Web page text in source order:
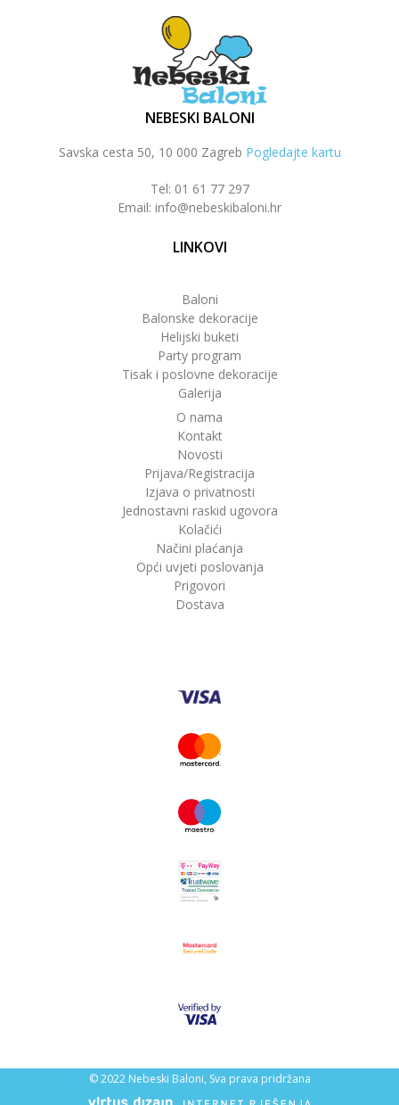
NEBESKI BALONI
Savska cesta 50, 10 000 Zagreb Pogledajte kartu
Tel: 01 61 77 297
Email: info@nebeskibaloni.hr
LINKOVI
Baloni
Balonske dekoracije
Helijski buketi
Party program
Tisak i poslovne dekoracije
Galerija
O nama
Kontakt
Novosti
Prijava/Registracija
Izjava o privatnosti
Jednostavni raskid ugovora
Kolačići
Načini plaćanja
Opći uvjeti poslovanja
Prigovori
Dostava
© 2022 Nebeski Baloni, Sva prava pridržana